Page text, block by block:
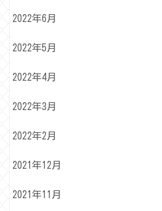
2022年6月
2022年5月
2022年4月
2022年3月
2022年2月
2021年12月
2021年11月